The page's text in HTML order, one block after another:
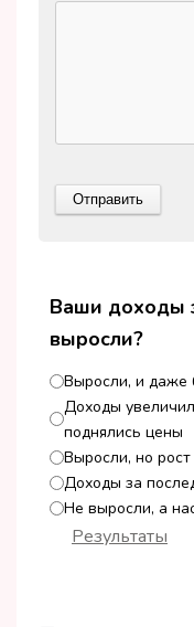
Ваши доходы
выросли?
Выросли, и даже
Доходы
поднялись цены
Выросли, но
Доходы за
Не выросли, а
Результаты